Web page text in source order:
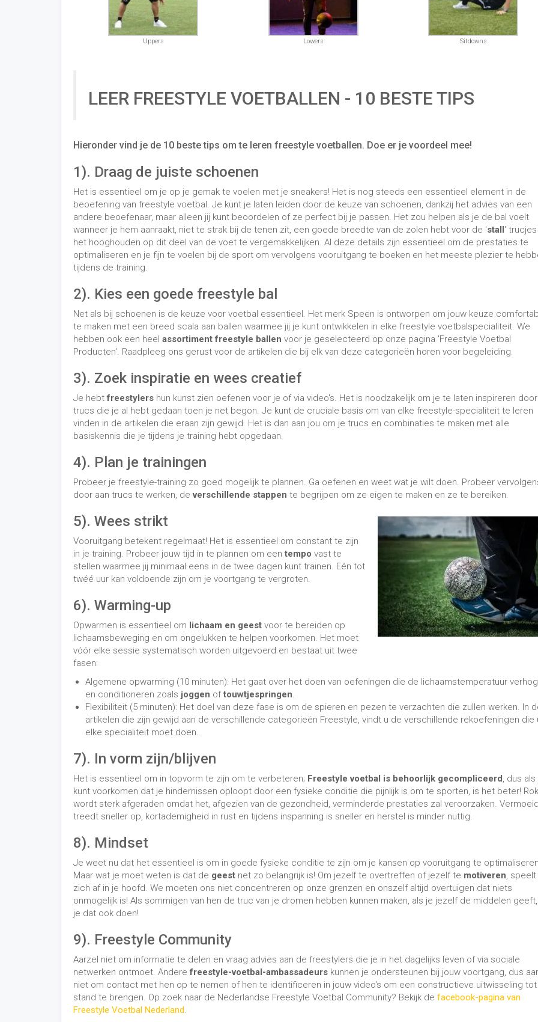
Het is essentieel om je op je gemak te voelen met je sneakers! Het is nog steeds een essentieel element in de
beoefening van freestyle voetbal. Je kunt je laten leiden door de keuze van schoenen, dankzij het advies van een
andere beoefenaar, maar alleen jij kunt beoordelen of ze perfect bij je passen. Het zou helpen als je de bal voelt
te maken met een breed scala aan ballen waarmee jij je kunt ontwikkelen in elke freestyle voetbalspecialiteit. We
Producten'. Raadpleeg ons gerust voor de artikelen die bij elk van deze categorieën horen voor begeleiding.
3).Zoek inspiratie en wees creatief
Je hebtfreestylers hun kunst zien oefenen voor je of via video's. Het is noodzakelijk om je te laten inspireren door
trucs die je al hebt gedaan toen je net begon. Je kunt de cruciale basis om van elke freestyle-specialiteit te leren
vinden in de artikelen die eraan zijn gewijd. Het is dan aan jou om je trucs en combinaties te maken met alle
basiskennis die je tijdens je training hebt opgedaan.
Probeer je freestyle-training zo goed mogelijk te plannen. Ga oefenen en weet wat je wilt doen. Probeer vervolgens,
door aan trucs te werken, deverschillende stappente begrijpen om ze eigen te maken en ze te bereiken.
5). Wees strikt
Vooruitgang betekent regelmaat! Het is essentieel om constant te zijn
in je training. Probeer jouw tijd in te plannen om een ​​tempo
stellen waarmee jij minimaal eens in de twee dagen kunt trainen. Eén tot
twéé uur kan voldoende zijn om je voortgang te vergroten.
6). Warming-up
Opwarmen is essentieel om lichaam en geest
lichaamsbeweging en om ongelukken te helpen voorkomen. Het moet
vóór elke sessie systematisch worden uitgevoerd en bestaat uit twee
fasen:
Algemene opwarming (10 minuten): Het gaat over het doen van oefeningen die de lichaamstemperatuur
en conditioneren zoals
Flexibiliteit (5 minuten): Het doel van deze fase is om de spieren en pezen te verzachten die zullen werken. In
artikelen die zijn gewijd aan de verschillende categorieën Freestyle, vindt u de verschillende rekoefeningen die
elke specialiteit moet doen.
7). In vorm zijn/blijven
Het is essentieel om in topvorm te zijn om te verbeteren; Freestyle voetbal is behoorlijk gecompliceerd, dus als
kunt voorkomen dat je hindernissen oploopt door een fysieke conditie die pijnlijk is om te sporten, is het beter!
wordt sterk afgeraden omdat het, afgezien van de gezondheid, verminderde prestaties zal veroorzaken.
treedt sneller op, kortademigheid in rust en tijdens inspanning is sneller en herstel is minder nuttig.
8). Mindset
Je weet nu dat het essentieel is om in goede fysieke conditie te zijn om je kansen op vooruitgang te
Maar wat je moet weten is dat de geestnet zo belangrijk is! Om jezelf te overtreffen of jezelf te
zich af in je hoofd. We moeten ons niet concentreren op onze grenzen en onszelf altijd overtuigen dat niets
onmogelijk is! Als sommigen van hen de truc van je dromen hebben kunnen maken, als je jezelf de middelen geeft,
je dat ook doen!
9). Freestyle Community
Aarzel niet om informatie te delen en vraag advies aan de freestylers die je in het dagelijks leven of via sociale
netwerken ontmoet. Anderefreestyle-voetbal-ambassadeurskunnen je ondersteunen bij jouw voortgang, dus
niet om contact met hen op te nemen of hen te identificeren in jouw video's om een ​​constructieve uitwisseling tot
stand te brengen. Op zoek naar de Nederlandse Freestyle Voetbal Community? Bekijk defacebook-pagina van
10). Maak jezelf bekend
Publiceer video's op sociale netwerken om je dagelijkse voortgang te
laten zien. De mening van mensen die uitzonderlijk meer ervaren
freestylers zijn, zal je helpen specifieke details te corrigeren en jezelf
te verbeteren. Door jezelf van buitenaf te bekijken, kun je ook je
misschien dat een truc mooi of goed uitgevoerd is, maar het
vastleggen ervan is niet zo perfect als je je misschien had voorgesteld!
Bonus-tip
Je zult ongetwijfeld meer gefocust en strikter/strenger zijn op training waar je alleen bent, en het is noodzakelijk om
dat ook te doen, maar hetdoorbreken van de routine